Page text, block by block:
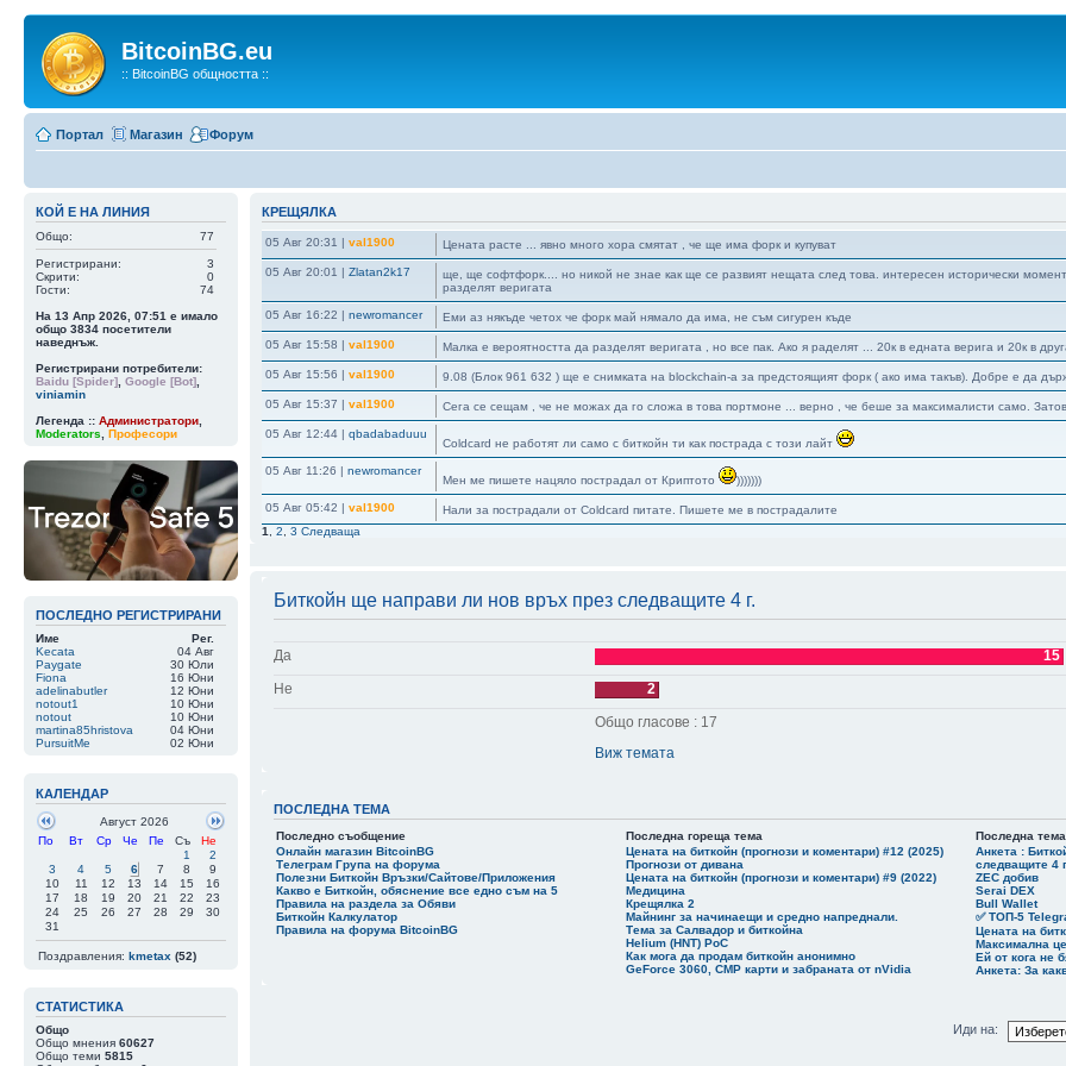
BitcoinBG.eu
:: BitcoinBG общността ::
Портал Магазин Форум
КОЙ Е НА ЛИНИЯ
Общо: 77
Регистрирани:
3
Скрити:
0
Гости:
74
На 13 Апр 2026, 07:51 е имало
общо 3834 посетители
наведнъж.
Регистрирани потребители:
Baidu [Spider] Google [Bot]
viniamin
Легенда :: Администратори
Moderators
Професори
ПОСЛЕДНО РЕГИСТРИРАНИ
Име
Рег.
Kecata
04 Авг
Paygate
30 Юли
Fiona
16 Юни
adelinabutler
12 Юни
notout1
10 Юни
notout
10 Юни
martina85hristova
04 Юни
PursuitMe
02 Юни
КАЛЕНДАР
Август 2026
По
Вт Ср Че Пе Съ
Не
1
2
3
4 5 6 7 8
9
10
11 12 13 14 15
16
17
18 19 20 21 22
23
24
25 26 27 28 29
30
31
Поздравления: kmetax (52)
СТАТИСТИКА
Общо
Общо мнения 60627
Общо теми 5815
КРЕЩЯЛКА
05 Авг 20:31 | val1900 Цената расте ... явно много хора смятат , че ще има форк и купуват
05 Авг 20:01 | Zlatan2k17
ще, ще софтфорк.... но никой не знае как ще се развият нещата след това. интересен исторически
разделят веригата
05 Авг 16:22 | newromancer Еми аз някъде четох че форк май нямало да има, не съм сигурен къде
05 Авг 15:58 | val1900 Малка е вероятността да разделят веригата , но все пак. Ако я раделят ... 20к в едната верига и 20к в
05 Авг 15:56 | val1900 9.08 (Блок 961 632 ) ще е снимката на blockchain-a за предстоящият форк ( ако има такъв). Добре е да
05 Авг 15:37 | val1900 Сега се сещам , че не можах да го сложа в това портмоне ... верно , че беше за максималисти само.
05 Авг 12:44 | qbadabaduuu
Coldcard не работят ли само с биткойн ти как пострада с този лайт
05 Авг 11:26 | newromancer
Мен ме пишете нацяло пострадал от Криптото )))))))
05 Авг 05:42 | val1900 Нали за пострадали от Coldcard питате. Пишете ме в пострадалите
04 Авг 22:26|perla
04 Авг 20:13| val1900 Взеха ми Лайта ... бесен съм. Прекаран е през MWEB и следите се губят
04 Авг 08:53
03 Авг 21:49 ама какво фиаско само им спретнаха на калкулаторите....
Някой от нашите хора с КолдКард?
Банките работят на принципа "Разделяй и владей". Сега съсипаха алтовете , следва ВТС
01 Авг 17:14| knj
и с него не могат се оправи.
01 Авг 11:13|val1900 Интересен поглед на Малърс за адопцията -https://www.youtube.com/watch?v=V4vo-OhyDYI . Може да е
01 Авг 10:32|knj
От 2017 от лед в пара заради Лайткойна
01 Авг 10:30|knj
А твоя от 1900
knj изненадан съм какви хейтъри харесваш. Мозъка му е замръзнал 1990г . Това трябва на Ябата да е
1 2 3 Следваща
Биткойн ще направи ли нов връх през следващите 4 г.
Да 15
Не
2
Общо гласове : 17
Виж темата
ПОСЛЕДНА ТЕМА
Последно съобщение Последна гореща тема
Последна тема
Онлайн магазин BitcoinBG
Телеграм Група на форума
Полезни Биткойн Връзки/Сайтове/Приложения
Какво е Биткойн, обяснение все едно съм на 5
Правила на раздела за Обяви
Биткойн Калкулатор
Правила на форума BitcoinBG
Цената на биткойн (прогнози и коментари) #12 (2025)
Прогнози от дивана
Цената на биткойн (прогнози и коментари) #9 (2022)
Медицина
Крещялка 2
Майнинг за начинаещи и средно напреднали.
Тема за Салвадор и биткойна
Helium (HNT) PoC
Как мога да продам биткойн анонимно
GeForce 3060, CMP карти и забраната от nVidia
Анкета :
следващите 4 г.
ZEC добив
Serai DEX
Bull Wallet
✅ ТОП-5
Цената на
Максимална
Ей от кога не
Анкета: За
Иди на: